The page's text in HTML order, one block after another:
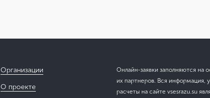
Организации
О проекте
Онлайн-заявки заполняются на
их партнеров. Вся информация,
расчеты на сайте vsesrazu.su